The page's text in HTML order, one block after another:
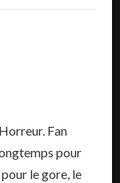
Fan
pour
le gore, le